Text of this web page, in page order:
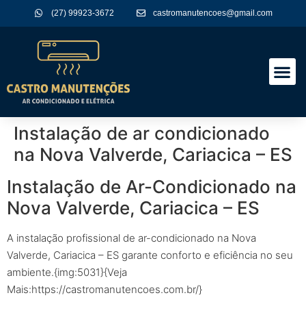
(27) 99923-3672 castromanutencoes@gmail.com
Instalação de ar condicionado
na Nova Valverde, Cariacica – ES
Instalação de Ar-Condicionado na
Nova Valverde, Cariacica – ES
A instalação profissional de ar-condicionado na Nova
Valverde, Cariacica – ES garante conforto e eficiência no seu
ambiente.{img:5031}{Veja
Mais:https://castromanutencoes.com.br/}